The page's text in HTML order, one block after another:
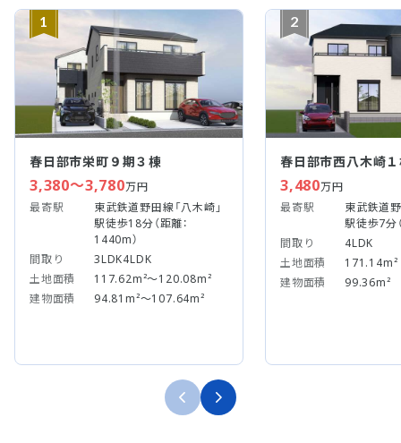
1
春日部市栄町９期３棟
3,380～3,780万円
最寄駅
東武鉄道野田線「八木崎」
駅徒歩18分（距離：
1440m）
間取り
3LDK4LDK
土地面積
117.62m²～120.08m²
建物面積
94.81m²～107.64m²
2
春日部市西八木崎
3,480万円
最寄駅
東武鉄道
駅徒歩7分
間取り
4LDK
土地面積
171.14m²
建物面積
99.36m²